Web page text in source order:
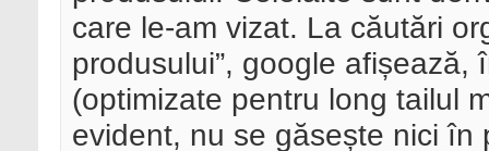
care le-am vizat. La căutări
produsului”, google
(optimizate pentru long tailul
evident, nu se găsește nici în